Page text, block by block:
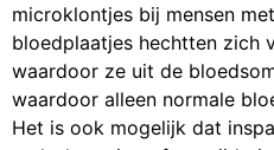
microklontjes bij mensen
bloedplaatjes hechtten zich
waardoor ze uit de
waardoor alleen normale
Het is ook mogelijk dat